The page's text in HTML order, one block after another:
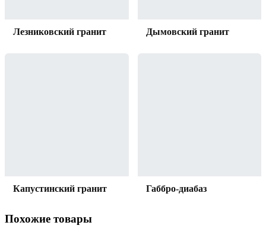
Лезниковский гранит Дымовский гранит
Капустинский гранит Габбро-диабаз
Похожие товары